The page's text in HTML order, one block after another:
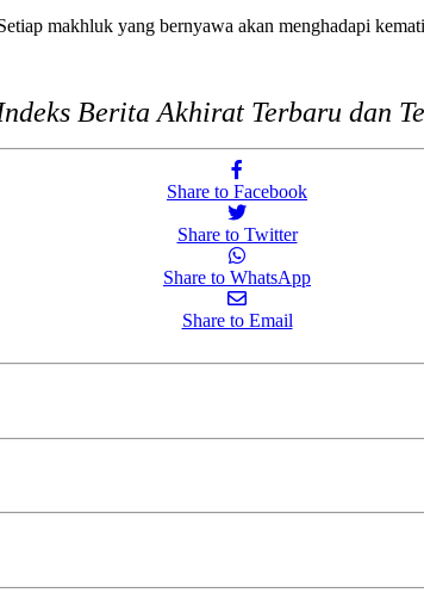
makhluk yang bernyawa akan menghadapi
Berita Akhirat Terbaru dan
Share to Facebook
Share to Twitter
Share to WhatsApp
Share to Email